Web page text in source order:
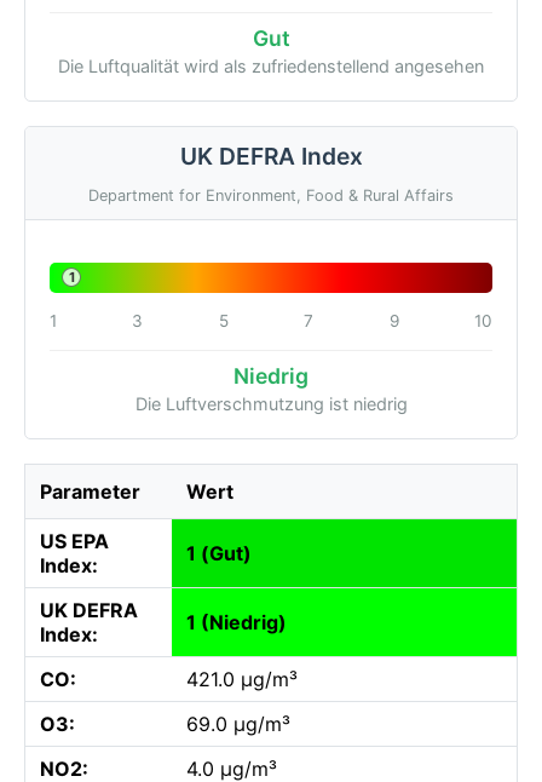
Gut
Die Luftqualität wird als zufriedenstellend angesehen
UK DEFRA Index
Department for Environment, Food & Rural Affairs
1
1 3 5 7 9 10
Niedrig
Die Luftverschmutzung ist niedrig
Parameter Wert
US EPA
Index:
1 (Gut)
UK DEFRA
Index:
1 (Niedrig)
CO:
421.0 µg/m³
O3:
69.0 µg/m³
NO2:
4.0 µg/m³